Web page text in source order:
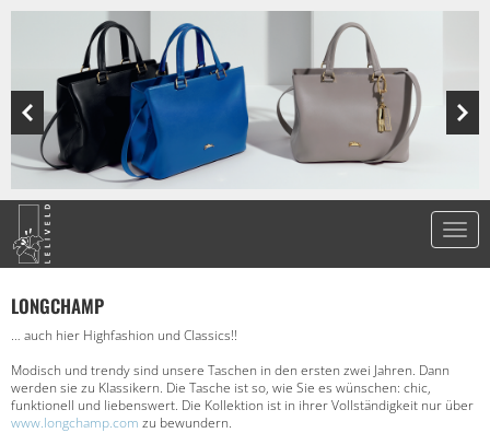
LONGCHAMP
… auch hier Highfashion und Classics!!
Modisch und trendy sind unsere Taschen in den ersten zwei Jahren. Dann
werden sie zu Klassikern. Die Tasche ist so, wie Sie es wünschen: chic,
funktionell und liebenswert. Die Kollektion ist in ihrer Vollständigkeit nur über
www.longchamp.com zu bewundern.